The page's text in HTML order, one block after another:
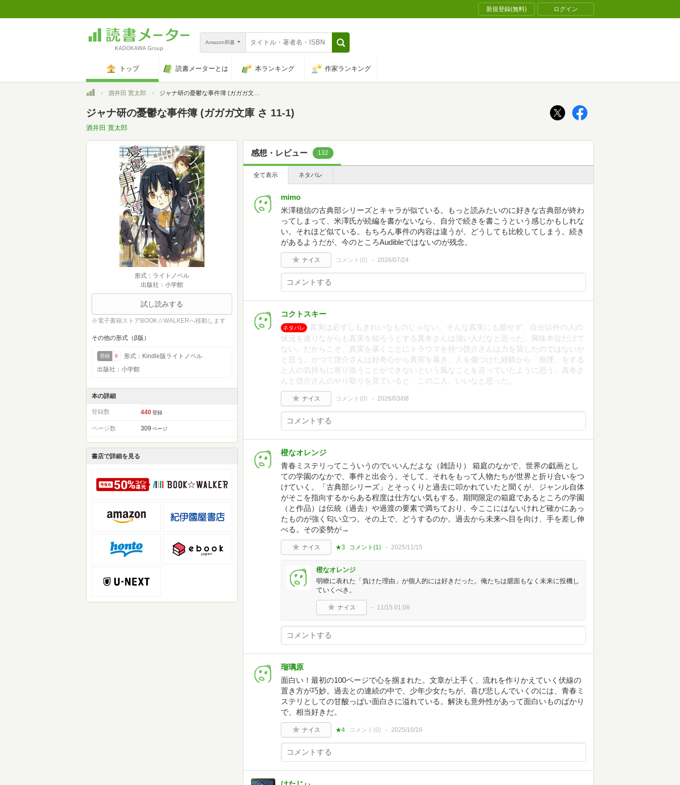
新規登録(無料) ログイン
Amazon和書
トップ 読書メーターとは 本ランキング 作家ランキング
トップ酒井田 寛太郎 ジャナ研の憂鬱な事件簿 (ガガガ文庫 さ 11-1)
ジャナ研の憂鬱な事件簿 (ガガガ文庫 さ 11-1)
酒井田 寛太郎
形式：ライトノベル
出版社：小学館
試し読みする
※電子書籍ストアBOOK☆WALKERへ移動します
その他の形式（β版）
登録 9
形式：Kindle版ライトノベル
出版社：小学館
本の詳細
登録数 440 登録
ページ数 309 ページ
書店で詳細を見る
感想・レビュー 132
全て表示 ネタバレ
mimo
米澤穂信の古典部シリーズとキャラが似ている。もっと読みたいのに好きな古典部が終わ
ってしまって、米澤氏が続編を書かないなら、自分で続きを書こうという感じかもしれな
い。それほど似ている。もちろん事件の内容は違うが、どうしても比較してしまう。続き
があるようだが、今のところAudibleではないのが残念。
ナイス コメント(0) 2026/07/24
コクトスキー
ネタバレ
真実は必ずしもきれいなものじゃない。そんな真実にも臆せず、自分以外の人の
状況を慮りながらも真実を知ろうとする真冬さんは強い人だなと思った。興味本位だけで
ない。だからこそ、真実を暴くことにトラウマを持つ啓介さんは力を貸したのではないか
と思う。かつて啓介さんは好奇心から真実を暴き、人を傷つけた経験から「推理」をする
と人の気持ちに寄り添うことができないという風なことを言っていたように思う。真冬さ
んと啓介さんのやり取りを見ていると、この二人、いいなと思った。
ナイス コメント(0) 2026/03/08
橙なオレンジ
青春ミステリってこういうのでいいんだよな（雑語り） 箱庭のなかで、世界の戯画とし
ての学園のなかで、事件と出会う。そして、それをもって人物たちが世界と折り合いをつ
けていく。「古典部シリーズ」とそっくりと過去に叩かれていたと聞くが、ジャンル自体
がそこを指向するからある程度は仕方ない気もする。期間限定の箱庭であるところの学園
（と作品）は伝統（過去）や過渡の要素で満ちており、今ここにはないけれど確かにあっ
たものが強く匂い立つ。その上で、どうするのか。過去から未来へ目を向け、手を差し伸
べる。その姿勢が→
ナイス ★3 コメント(1) 2025/11/15
橙なオレンジ
明瞭に表れた「負けた理由」が個人的には好きだった。俺たちは臆面もなく未来に投機し
ていくべき。
ナイス 11/15 01:08
瑠璃原
面白い！最初の100ページで心を掴まれた。文章が上手く、流れを作りかえていく伏線の
置き方が巧妙。過去との連続の中で、少年少女たちが、喜び悲しんでいくのには、青春ミ
ステリとしての甘酸っぱい面白さに溢れている。解決も意外性があって面白いものばかり
で、相当好きだ。
ナイス ★4 コメント(0) 2025/10/16